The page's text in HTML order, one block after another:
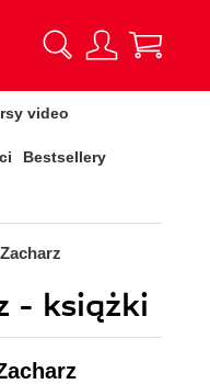
video
Bestsellery
- książki